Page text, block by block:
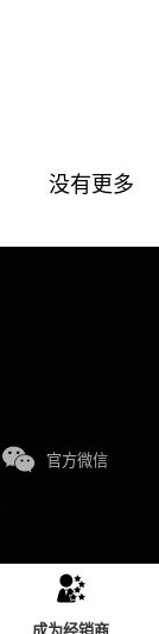
没有更多
官方微信